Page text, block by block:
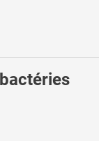
bactéries